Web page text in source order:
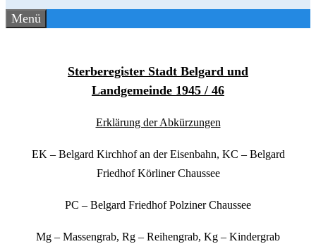
Menü
Sterberegister Stadt Belgard und
Landgemeinde 1945 / 46
Erklärung der Abkürzungen
EK – Belgard Kirchhof an der Eisenbahn, KC – Belgard
Friedhof Körliner Chaussee
PC – Belgard Friedhof Polziner Chaussee
Mg – Massengrab, Rg – Reihengrab, Kg – Kindergrab